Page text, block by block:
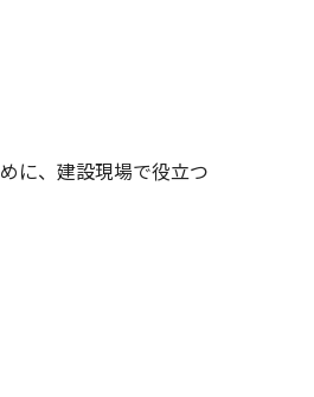
に、建設現場で役立つ